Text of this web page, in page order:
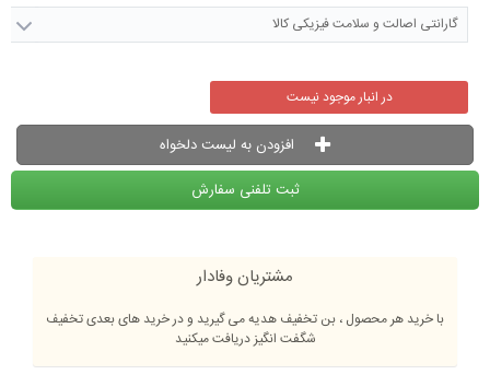
گارانتی اصالت و سلامت فیزیکی کالا
در انبار موجود نیست
افزودن به لیست دلخواه
ثبت تلفنی سفارش
مشتریان وفادار
با خرید هر محصول ، بن تخفیف هدیه می گیرید و در خرید های بعدی تخفیف
شگفت انگیز دریافت میکنید